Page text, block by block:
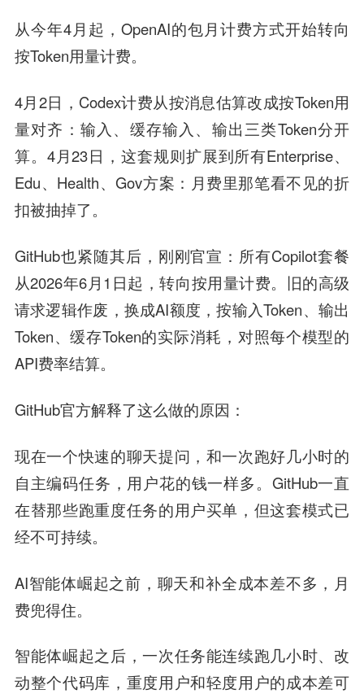
从今年4月起，OpenAI的包月计费方式开始转向
按Token用量计费。
4月2日，Codex计费从按消息估算改成按Token用
量对齐：输入、缓存输入、输出三类Token分开
算。4月23日，这套规则扩展到所有Enterprise、
Edu、Health、Gov方案：月费里那笔看不见的折
扣被抽掉了。
GitHub也紧随其后，刚刚官宣：所有Copilot套餐
从2026年6月1日起，转向按用量计费。旧的高级
请求逻辑作废，换成AI额度，按输入Token、输出
Token、缓存Token的实际消耗，对照每个模型的
API费率结算。
GitHub官方解释了这么做的原因：
现在一个快速的聊天提问，和一次跑好几小时的
自主编码任务，用户花的钱一样多。GitHub一直
在替那些跑重度任务的用户买单，但这套模式已
经不可持续。
AI智能体崛起之前，聊天和补全成本差不多，月
费兜得住。
智能体崛起之后，一次任务能连续跑几小时、改
动整个代码库，重度用户和轻度用户的成本差可